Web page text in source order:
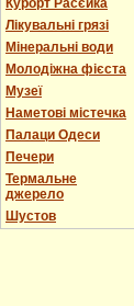
Курорт Расєйка
Лікувальні грязі
Мінеральні води
Молодіжна фієста
Музеї
Наметові містечка
Палаци Одеси
Печери
Термальне
джерело
Шустов